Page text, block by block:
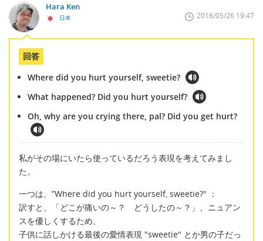
Hara Ken
日本 2016/05/26 19:47
回答
Where did you hurt yourself, sweetie?
What happened? Did you hurt yourself?
Oh, why are you crying there, pal? Did you get hurt?
私がその場にいたら使っているだろう表現を考えてみまし
た。
一つは、”Where did you hurt yourself, sweetie?" ：
訳すと、「どこが痛いの～？ どうしたの～？」、ニュアン
スを優しくするため、
子供に話しかける最後の愛情表現 "sweetie" とか男の子だっ